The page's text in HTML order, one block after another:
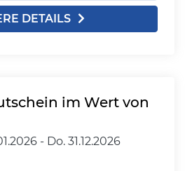
DETAILS
im Wert von
- Do. 31.12.2026